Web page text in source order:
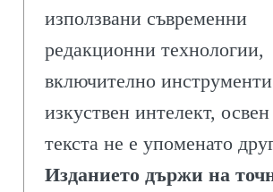
използвани съвременни
редакционни технологии,
включително
изкуствен интелект,
текста не е упоменато
Изданието държи на